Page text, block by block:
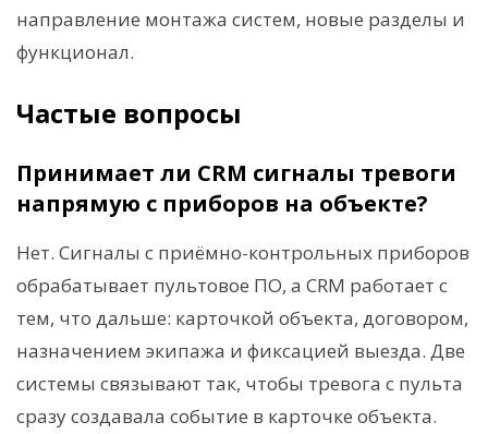
направление монтажа систем, новые разделы и
функционал.
Частые вопросы
Принимает ли CRM сигналы тревоги
напрямую с приборов на объекте?
Нет. Сигналы с приёмно-контрольных приборов
обрабатывает пультовое ПО, а CRM работает с
тем, что дальше: карточкой объекта, договором,
назначением экипажа и фиксацией выезда. Две
системы связывают так, чтобы тревога с пульта
сразу создавала событие в карточке объекта.